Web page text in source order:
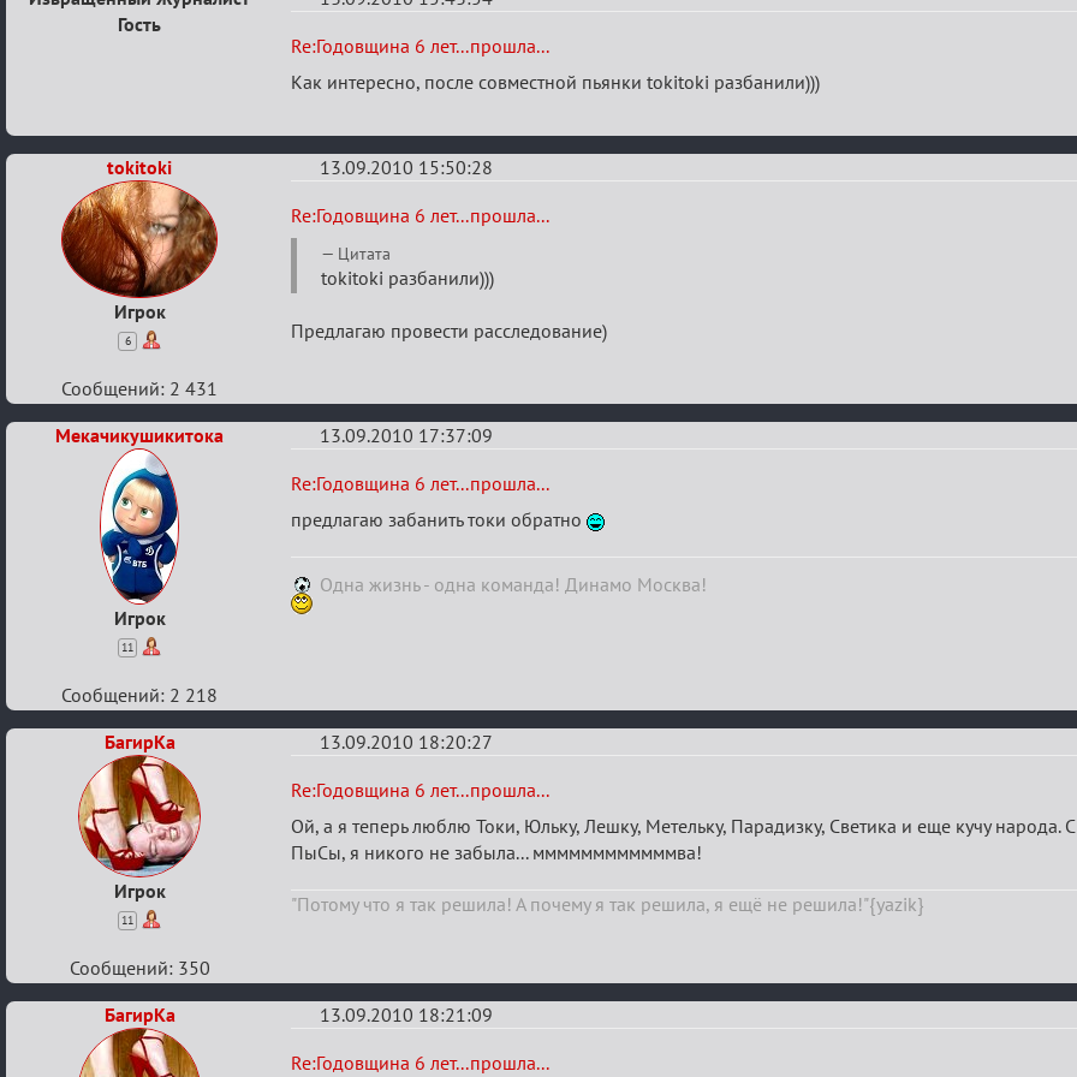
Гость
Re:
Годовщина
лет...прошла...
Re:Годовщина 6 лет...прошла...
Как интересно, после совместной пьянки tokitoki разбанили)))
tokitoki
Игрок
6
13.09.2010 15:50:28
Re:
Годовщина
Re:Годовщина 6 лет...прошла...
Цитата
tokitoki разбанили)))
Предлагаю провести расследование)
Сообщений: 2 431
Мекачикушикитока
Игрок
11
13.09.2010 17:37:09
Re:
Годовщина
лет...прошла...
Re:Годовщина 6 лет...прошла...
предлагаю забанить токи обратно
Одна жизнь - одна команда! Динамо Москва!
Сообщений: 2 218
БагирКа
Игрок
11
13.09.2010 18:20:27
Re:
Годовщина
6
Re:Годовщина 6 лет...прошла...
Ой, а я теперь люблю Токи, Юльку, Лешку, Метельку, Парадизку, Светика и еще кучу народа.
ПыСы, я никого не забыла... ммммммммммммва!
"Потому что я так решила! А почему я так решила, я ещё не решила!"{yazik}
Сообщений: 350
БагирКа
13.09.2010 18:21:09
Re:
Re:Годовщина 6 лет...прошла...